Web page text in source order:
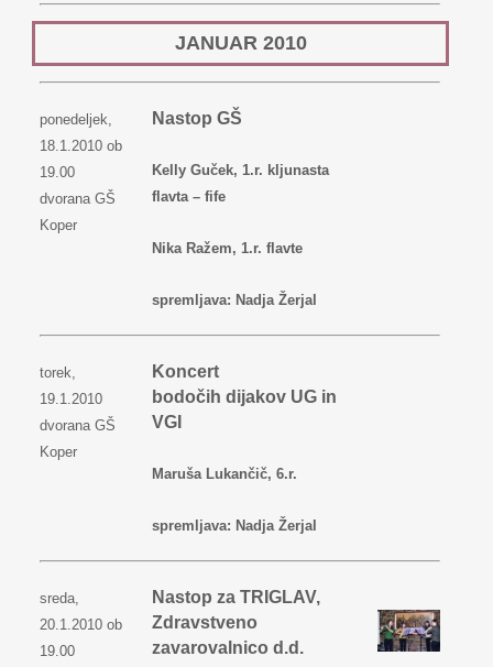
JANUAR 2010
ponedeljek,
18.1.2010 ob
19.00
dvorana GŠ
Koper
Nastop GŠ
Kelly Guček, 1.r. kljunasta
flavta – fife
Nika Ražem, 1.r. flavte
spremljava: Nadja Žerjal
torek,
19.1.2010
dvorana GŠ
Koper
Koncert
bodočih dijakov UG in
VGI
Maruša Lukančič, 6.r.
spremljava: Nadja Žerjal
sreda,
20.1.2010 ob
19.00
Nastop za TRIGLAV,
Zdravstveno
zavarovalnico d.d.